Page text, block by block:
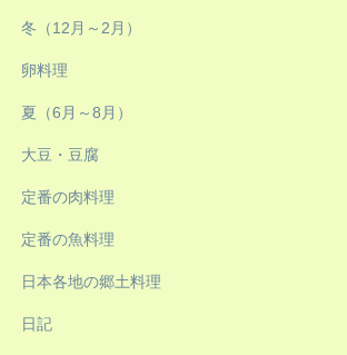
冬（12月～2月）
卵料理
夏（6月～8月）
大豆・豆腐
定番の肉料理
定番の魚料理
日本各地の郷土料理
日記